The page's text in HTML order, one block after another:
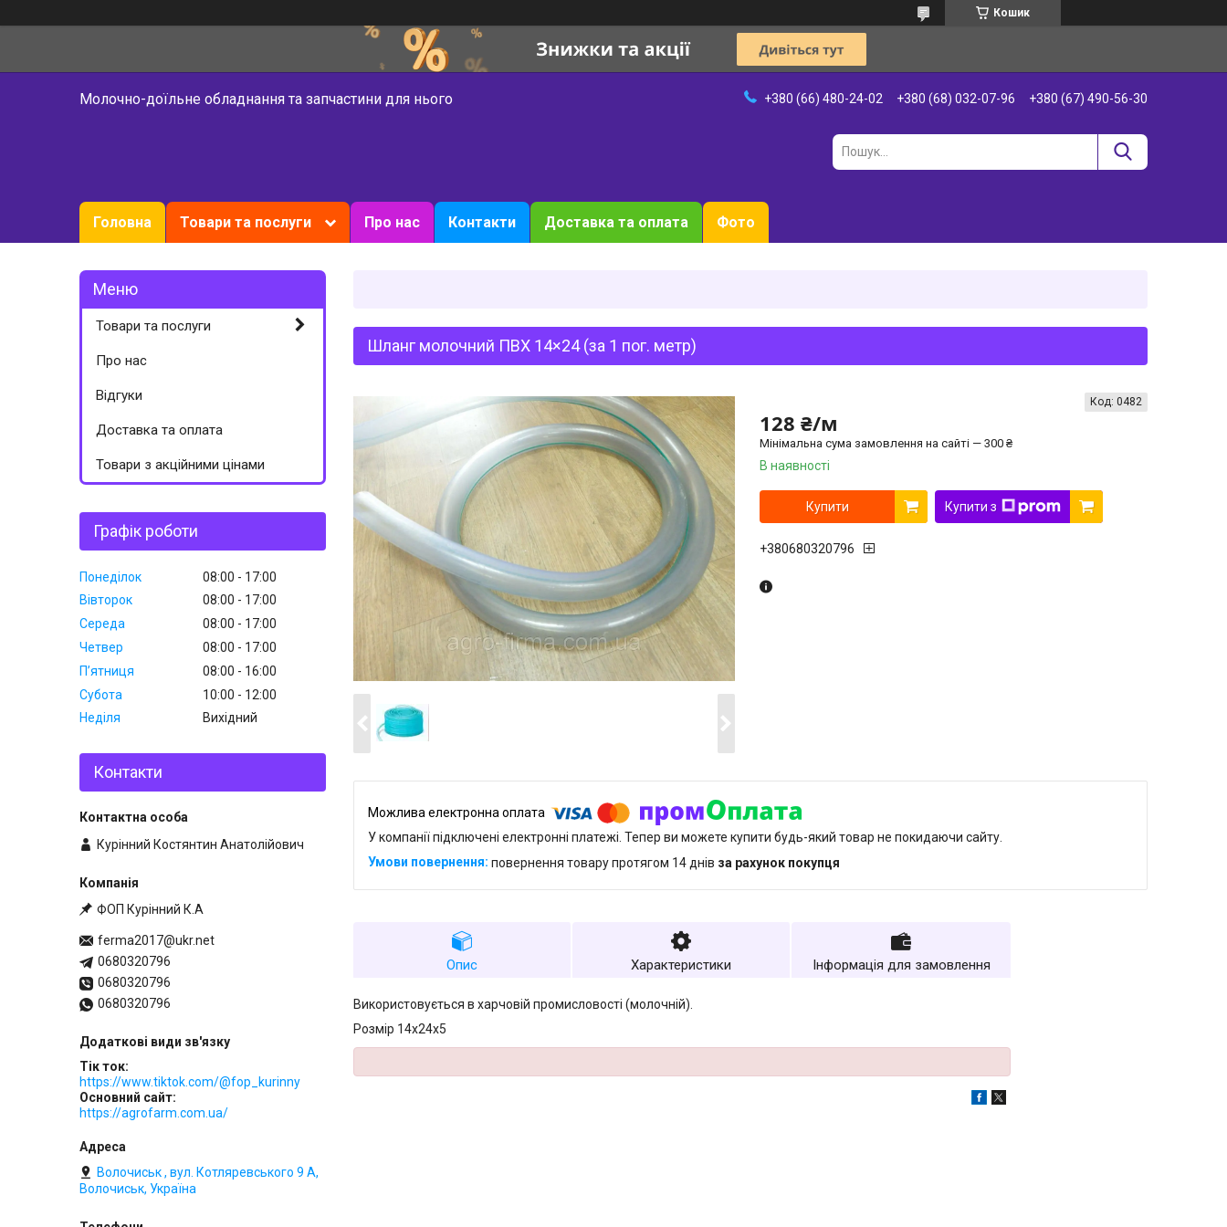
Кошик
Молочно-доїльне обладнання та запчастини для нього +380 (66) 480-24-02 +380 (68) 032-07-96 +380 (67) 490-56-30
Головна Товари та послуги Про нас Контакти Доставка та оплата Фото
Шланг молочний ПВХ 14×24 (за 1 пог. метр)
128 ₴/м
Мінімальна сума замовлення на сайті — 300 ₴
В наявності
Код: 0482
Купити Купити з
+380680320796
У компанії підключені електронні платежі. Тепер ви можете купити будь-який товар не покидаючи сайту.
повернення товару протягом 14 днів за рахунок покупця
Опис Характеристики Інформація для замовлення
Використовується в харчовій промисловості (молочній).
Розмір 14х24х5
Товари та послуги
Про нас
Відгуки
Доставка та оплата
Товари з акційними цінами
Графік роботи
Понеділок 08:00
17:00
Вівторок
08:00
17:00
Середа
08:00
17:00
Четвер
08:00
17:00
Пʼятниця
08:00
16:00
Субота
10:00
12:00
Неділя
Вихідний
Контакти
Курінний Костянтин Анатолійович
ФОП Курінний К.А
ferma2017@ukr.net
0680320796
0680320796
0680320796
Тік ток
https://www.tiktok.com/@fop_kurinny
Основний сайт
https://agrofarm.com.ua/
Волочиськ , вул. Котляревського 9 А,
Волочиськ, Україна